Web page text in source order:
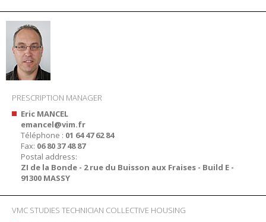
PRESCRIPTION MANAGER
Eric MANCEL
emancel@vim.fr
Téléphone : 01 64 47 62 84
Fax: 06 80 37 48 87
Postal address:
ZI de la Bonde - 2 rue du Buisson aux Fraises - Build E -
91300 MASSY
VMC STUDIES TECHNICIAN COLLECTIVE HOUSING